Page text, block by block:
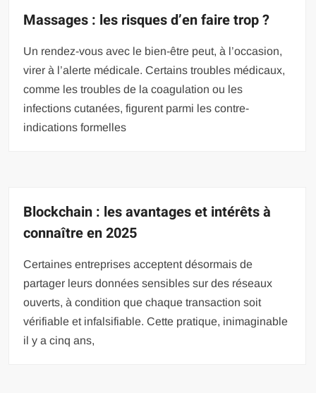
Massages : les risques d’en faire trop ?
Un rendez-vous avec le bien-être peut, à l’occasion,
virer à l’alerte médicale. Certains troubles médicaux,
comme les troubles de la coagulation ou les
infections cutanées, figurent parmi les contre-
indications formelles
Blockchain : les avantages et intérêts à
connaître en 2025
Certaines entreprises acceptent désormais de
partager leurs données sensibles sur des réseaux
ouverts, à condition que chaque transaction soit
vérifiable et infalsifiable. Cette pratique, inimaginable
il y a cinq ans,